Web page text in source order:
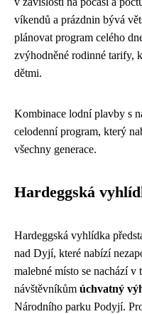
víkendů a prázdnin bývá
plánovat program celého
zvýhodněné rodinné tarify,
dětmi.
Kombinace lodní plavby s
celodenní program, který
všechny generace.
Hardeggská
Hardeggská vyhlídka
nad Dyjí, které nabízí
malebné místo se nachází
návštěvníkům úchvatný
Národního parku Podyjí.